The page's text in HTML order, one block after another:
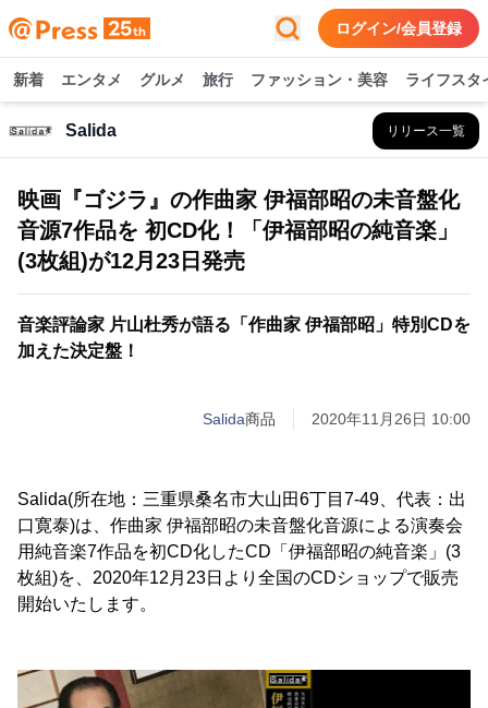
ログイン/会員登録
新着 エンタメ グルメ 旅行 ファッション・美容 ライフスタ
Salida リリース一覧
映画『ゴジラ』の作曲家 伊福部昭の未音盤化
音源7作品を 初CD化！「伊福部昭の純音楽」
(3枚組)が12月23日発売
音楽評論家 片山杜秀が語る「作曲家 伊福部昭」特別CDを
加えた決定盤！
Salida商品 2020年11月26日 10:00
Salida(所在地：三重県桑名市大山田6丁目7-49、代表：出
口寛泰)は、作曲家 伊福部昭の未音盤化音源による演奏会
用純音楽7作品を初CD化したCD「伊福部昭の純音楽」(3
枚組)を、2020年12月23日より全国のCDショップで販売
開始いたします。